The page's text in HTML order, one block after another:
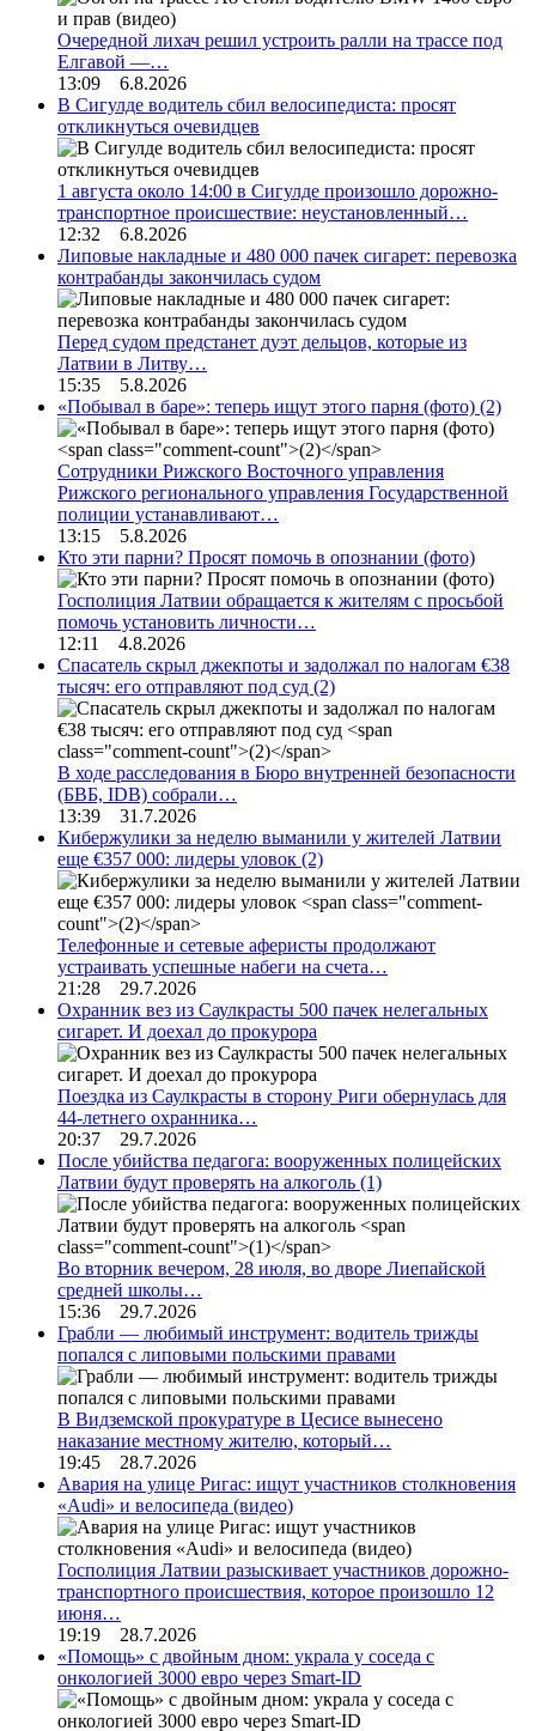
Очередной лихач решил устроить ралли на трассе под
Елгавой —…
13:09 6.8.2026
В Сигулде водитель сбил велосипедиста: просят
откликнуться очевидцев
1 августа около 14:00 в Сигулде произошло дорожно-
транспортное происшествие: неустановленный…
12:32 6.8.2026
Липовые накладные и 480 000 пачек сигарет: перевозка
контрабанды закончилась судом
Перед судом предстанет дуэт дельцов, которые из
Латвии в Литву…
15:35 5.8.2026
«Побывал в баре»: теперь ищут этого парня (фото) (2)
Сотрудники Рижского Восточного управления
Рижского регионального управления Государственной
полиции устанавливают…
13:15 5.8.2026
Кто эти парни? Просят помочь в опознании (фото)
Госполиция Латвии обращается к жителям с просьбой
помочь установить личности…
12:11 4.8.2026
Спасатель скрыл джекпоты и задолжал по налогам €38
тысяч: его отправляют под суд (2)
В ходе расследования в Бюро внутренней безопасности
(БВБ, IDB) собрали…
13:39 31.7.2026
Кибержулики за неделю выманили у жителей Латвии
еще €357 000: лидеры уловок (2)
Телефонные и сетевые аферисты продолжают
устраивать успешные набеги на счета…
21:28 29.7.2026
Охранник вез из Саулкрасты 500 пачек нелегальных
сигарет. И доехал до прокурора
Поездка из Саулкрасты в сторону Риги обернулась для
44-летнего охранника…
20:37 29.7.2026
После убийства педагога: вооруженных полицейских
Латвии будут проверять на алкоголь (1)
Во вторник вечером, 28 июля, во дворе Лиепайской
средней школы…
15:36 29.7.2026
Грабли — любимый инструмент: водитель трижды
попался с липовыми польскими правами
В Видземской прокуратуре в Цесисе вынесено
наказание местному жителю, который…
19:45 28.7.2026
Авария на улице Ригас: ищут участников столкновения
«Audi» и велосипеда (видео)
Госполиция Латвии разыскивает участников дорожно-
транспортного происшествия, которое произошло 12
июня…
19:19 28.7.2026
«Помощь» с двойным дном: украла у соседа с
онкологией 3000 евро через Smart-ID